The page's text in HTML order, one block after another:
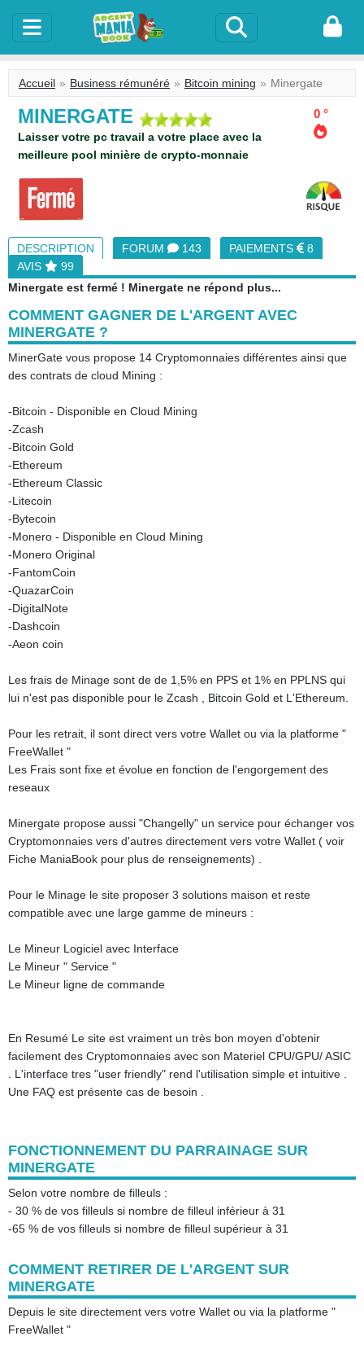
Accueil Business rémunéré Bitcoin mining Minergate
MINERGATE 0 °
Laisser votre pc travail a votre place avec la
meilleure pool minière de crypto-monnaie
DESCRIPTION FORUM 143 PAIEMENTS
8
AVIS
99
Minergate est fermé ! Minergate ne répond plus...
COMMENT GAGNER DE L'ARGENT AVEC
MINERGATE ?
MinerGate vous propose 14 Cryptomonnaies différentes ainsi que
des contrats de cloud Mining :
-Bitcoin - Disponible en Cloud Mining
-Zcash
-Bitcoin Gold
-Ethereum
-Ethereum Classic
-Litecoin
-Bytecoin
-Monero - Disponible en Cloud Mining
-Monero Original
-FantomCoin
-QuazarCoin
-DigitalNote
-Dashcoin
-Aeon coin
Les frais de Minage sont de de 1,5% en PPS et 1% en PPLNS qui
lui n'est pas disponible pour le Zcash , Bitcoin Gold et L'Ethereum.
Pour les retrait, il sont direct vers votre Wallet ou via la platforme "
FreeWallet "
Les Frais sont fixe et évolue en fonction de l'engorgement des
reseaux
Minergate propose aussi "Changelly" un service pour échanger vos
Cryptomonnaies vers d'autres directement vers votre Wallet ( voir
Fiche ManiaBook pour plus de renseignements) .
Pour le Minage le site proposer 3 solutions maison et reste
compatible avec une large gamme de mineurs :
Le Mineur Logiciel avec Interface
Le Mineur " Service "
Le Mineur ligne de commande
En Resumé Le site est vraiment un très bon moyen d'obtenir
facilement des Cryptomonnaies avec son Materiel CPU/GPU/ ASIC
. L'interface tres "user friendly" rend l'utilisation simple et intuitive .
Une FAQ est présente cas de besoin .
FONCTIONNEMENT DU PARRAINAGE SUR
MINERGATE
Selon votre nombre de filleuls :
- 30 % de vos filleuls si nombre de filleul inférieur à 31
-65 % de vos filleuls si nombre de filleul supérieur à 31
COMMENT RETIRER DE L'ARGENT SUR
MINERGATE
Depuis le site directement vers votre Wallet ou via la platforme "
FreeWallet "